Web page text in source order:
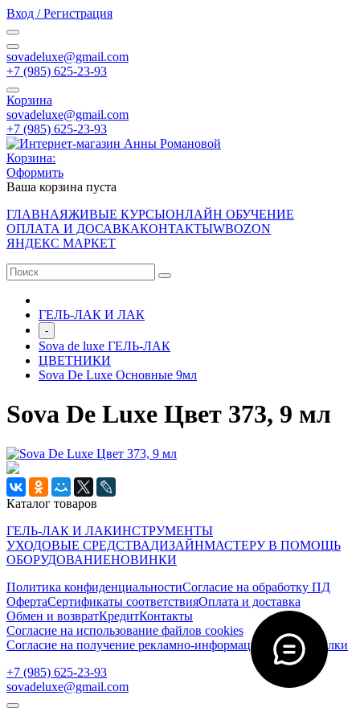
Вход / Регистрация
sovadeluxe@gmail.com
‭+7 (985) 625-23-93‬
Корзина
sovadeluxe@gmail.com
‭+7 (985) 625-23-93‬
Корзина:
Оформить
Ваша корзина пуста
ГЛАВНАЯЖИВЫЕ КУРСЫОНЛАЙН ОБУЧЕНИЕ
ОПЛАТА И ДОСАВКАКОНТАКТЫWBOZON
ЯНДЕКС МАРКЕТ
ГЕЛЬ-ЛАК И ЛАК
-
Sova de luxe ГЕЛЬ-ЛАК
ЦВЕТНИКИ
Sova De Luxe Основные 9мл
Sova De Luxe Цвет 373, 9 мл
Каталог товаров
ГЕЛЬ-ЛАК И ЛАКИНСТРУМЕНТЫ
УХОДОВЫЕ СРЕДСТВАДИЗАЙНМАСТЕРУ В ПОМОЩЬ
ОБОРУДОВАНИЕНОВИНКИ
Политика конфиденциальностиСогласие на обработку ПД
ОфертаСертификаты соответствияОплата и доставка
Обмен и возвратКредитКонтакты
Согласие на использование файлов cookies
Согласие на получение рекламно-информационной рассылки
‭+7 (985) 625-23-93‬
sovadeluxe@gmail.com